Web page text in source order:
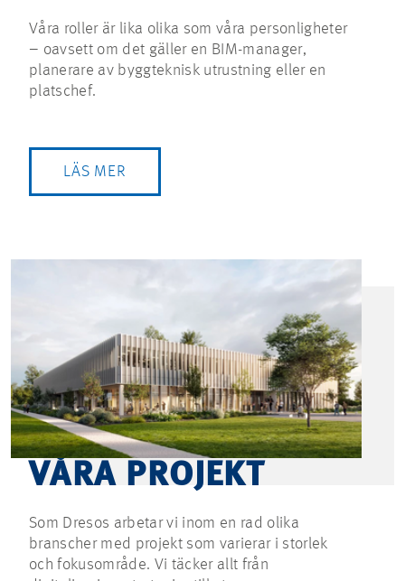
Våra roller är lika olika som våra personligheter
– oavsett om det gäller en BIM-manager,
planerare av byggteknisk utrustning eller en
platschef.
LÄS MER
VÅRA PROJEKT
Som Dresos arbetar vi inom en rad olika
branscher med projekt som varierar i storlek
och fokusområde. Vi täcker allt från